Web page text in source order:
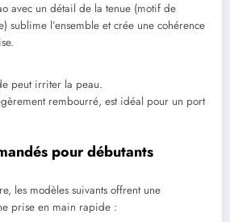
avec un détail de la tenue (motif de
sublime l’ensemble et crée une cohérence
peut irriter la peau.
rembourré, est idéal pour un port
pour débutants
les modèles suivants offrent une
prise en main rapide :